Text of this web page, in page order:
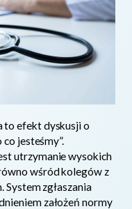
to efekt dyskusji o
jesteśmy”.
utrzymanie wysokich
wśród kolegów z
zgłaszania
założeń normy